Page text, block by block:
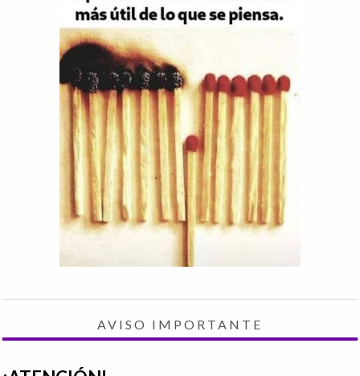
AVISO IMPORTANTE